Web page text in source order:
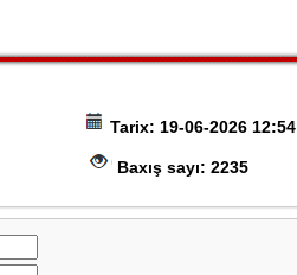
Tarix: 19-06-2026 12:54
Baxış sayı: 2235